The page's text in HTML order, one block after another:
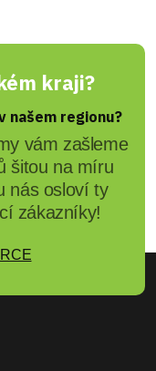
kraji?
našem regionu?
vám zašleme
šitou na míru
nás osloví ty
zákazníky!